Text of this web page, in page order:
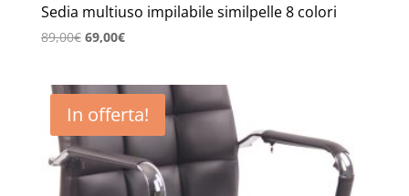
Sedia multiuso impilabile similpelle 8 colori
89,00€ Il
era:
89,00€.
69,00€Il
è:
69,00€.
In offerta!